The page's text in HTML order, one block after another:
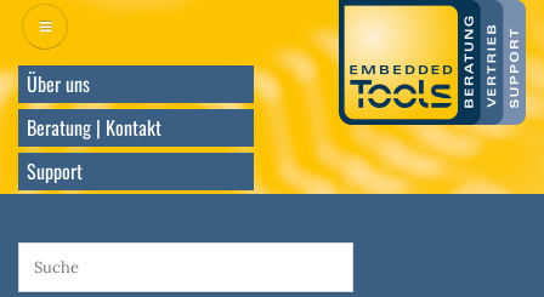
Direkt
zum
InhaltÜber uns
Beratung | Kontakt
Support